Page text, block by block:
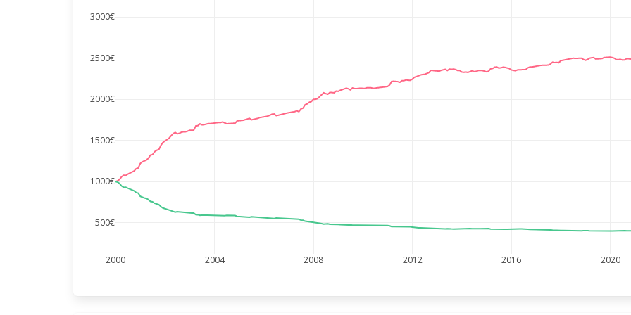
2000 2004 2008 2012 2016 2020
500€
1000€
1500€
2000€
2500€
3000€